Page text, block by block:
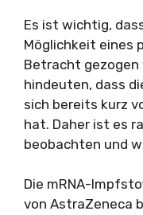
Es ist wichtig,
Möglichkeit eines
Betracht gezogen
hindeuten, dass
sich bereits kurz
hat. Daher ist es
beobachten und
Die mRNA-
von AstraZeneca